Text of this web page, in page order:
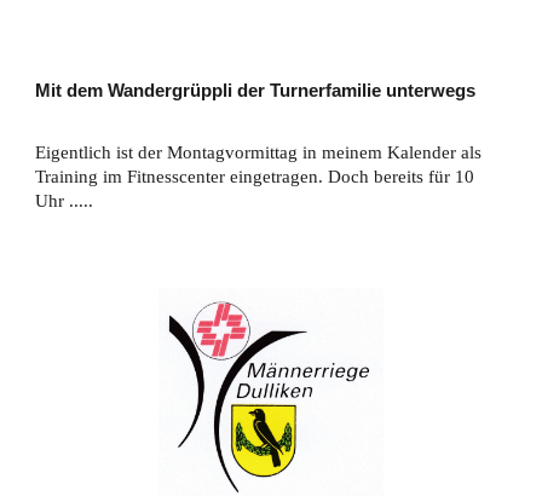
Mit dem Wandergrüppli der Turnerfamilie unterwegs
Eigentlich ist der Montagvormittag in meinem Kalender als
Training im Fitnesscenter eingetragen. Doch bereits für 10
Uhr .....